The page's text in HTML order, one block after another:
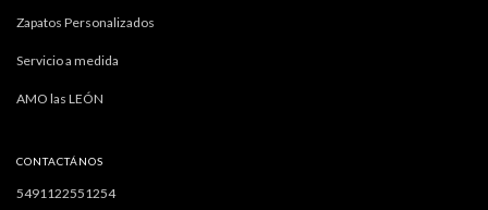
Zapatos Personalizados
Servicio a medida
AMO las LEÓN
CONTACTÁNOS
5491122551254